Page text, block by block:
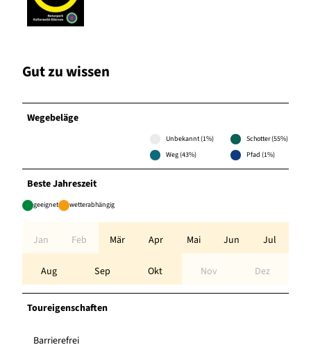
Gut zu wissen
Wegebeläge
Unbekannt (1%)
Schotter (55%)
Weg (43%)
Pfad (1%)
Beste Jahreszeit
geeignet wetterabhängig
Jan Feb Mär Apr Mai Jun Jul
Aug Sep Okt Nov Dez
Toureigenschaften
Barrierefrei